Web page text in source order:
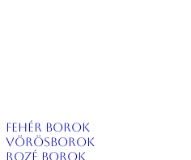
Fehér borok
Vörösborok
Rozé borok